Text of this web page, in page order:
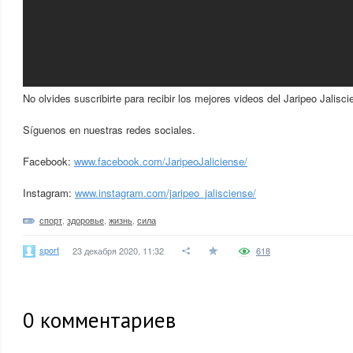
No olvides suscribirte para recibir los mejores videos del Jaripeo
Síguenos en nuestras redes sociales.
Facebook: www.facebook.com/JaripeoJaliciense/
Instagram: www.instagram.com/jaripeo_jalisciense/
спорт здоровье жизнь сила
sport 23 декабря 2020, 11:32 618
0 комментариев